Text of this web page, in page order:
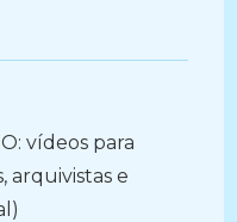
vídeos para
arquivistas e